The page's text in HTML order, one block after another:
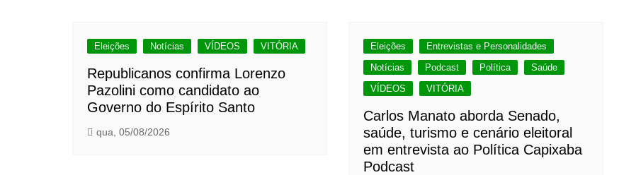
Eleições Notícias VÍDEOS VITÓRIA
Republicanos confirma Lorenzo
Pazolini como candidato ao
Governo do Espírito Santo
qua, 05/08/2026
Eleições
Entrevistas e Personalidades
Notícias
Podcast Política
Saúde
VÍDEOS
VITÓRIA
Carlos Manato aborda Senado,
saúde, turismo e cenário eleitoral
em entrevista ao Política Capixaba
Podcast